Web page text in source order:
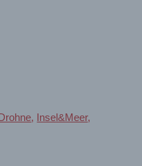
Drohne, Insel&Meer,